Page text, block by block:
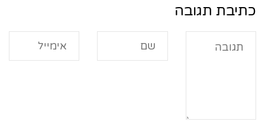
כתיבת תגובה